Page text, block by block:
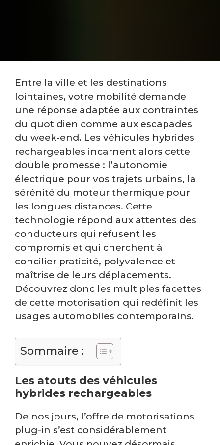
Entre la ville et les destinations
lointaines, votre mobilité demande
une réponse adaptée aux contraintes
du quotidien comme aux escapades
du week-end. Les véhicules hybrides
rechargeables incarnent alors cette
double promesse : l’autonomie
électrique pour vos trajets urbains, la
sérénité du moteur thermique pour
les longues distances. Cette
technologie répond aux attentes des
conducteurs qui refusent les
compromis et qui cherchent à
concilier praticité, polyvalence et
maîtrise de leurs déplacements.
Découvrez donc les multiples facettes
de cette motorisation qui redéfinit les
usages automobiles contemporains.
Sommaire :
Les atouts des véhicules
hybrides rechargeables
De nos jours, l’offre de motorisations
plug-in s’est considérablement